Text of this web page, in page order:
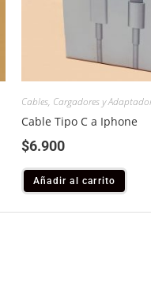
Cables, Cargadores y
Cable Tipo C a Iphone
$6.900
Añadir al carrito